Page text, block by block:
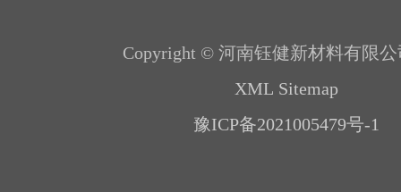
Copyright © 河南钰健新材料有限公
XML Sitemap
豫ICP备2021005479号-1